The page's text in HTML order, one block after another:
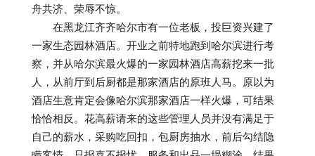
舟共济、荣辱不惊。
在黑龙江齐齐哈尔市有一位老板，投巨资兴建了
一家生态园林酒店。开业之前特地跑到哈尔滨进行考
察，并从哈尔滨最火爆的一家园林酒店高薪挖来一批
人，从前厅到后厨都是那家酒店的原班人马。原以为
酒店生意肯定会像哈尔滨那家酒店一样火爆，可结果
恰恰相反。花高薪请来的这些管理人员并没有满足于
自己的薪水，采购吃回扣，包厨房抽水，前后勾结隐